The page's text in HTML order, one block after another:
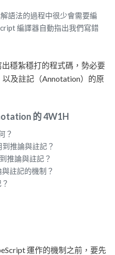
語法的過程中很少會需要編
編譯器自動指出我們寫錯
穩紮穩打的程式碼，勢必要
及註記（Annotation）的原
的 4W1H
？
到推論與註記？
推論與註記？
註記的機制？
運作的機制之前，要先